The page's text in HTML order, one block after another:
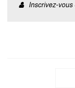
Inscrivez-vous